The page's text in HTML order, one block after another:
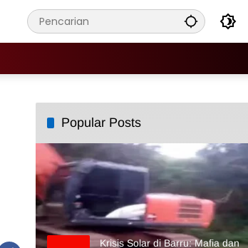
Popular Posts
Krisis Solar di Barru: Mafia dan